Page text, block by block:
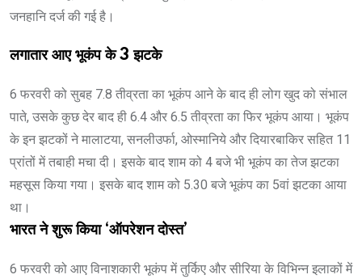
जनहानि दर्ज की गई है।
लगातार आए भूकंप के 3 झटके
6 फरवरी को सुबह 7.8 तीव्रता का भूकंप आने के बाद ही लोग खुद को संभाल
पाते, उसके कुछ देर बाद ही 6.4 और 6.5 तीव्रता का फिर भूकंप आया। भूकंप
के इन झटकों ने मालाटया, सनलीउर्फा, ओस्मानिये और दियारबाकिर सहित 11
प्रांतों में तबाही मचा दी। इसके बाद शाम को 4 बजे भी भूकंप का तेज झटका
महसूस किया गया। इसके बाद शाम को 5.30 बजे भूकंप का 5वां झटका आया
था।
भारत ने शुरू किया ‘ऑपरेशन दोस्त’
6 फरवरी को आए विनाशकारी भूकंप में तुर्किए और सीरिया के विभिन्न इलाकों में